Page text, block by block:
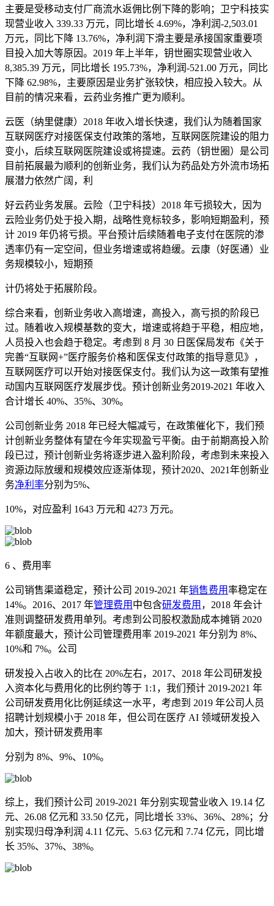
主要是受移动支付厂商流水返佣比例下降的影响；卫宁科技实
现营业收入 339.33 万元，同比增长 4.69%，净利润-2,503.01
万元，同比下降 13.76%，净利润下滑主要是承接国家重要项
目投入加大等原因。2019 年上半年，钥世圈实现营业收入
8,385.39 万元，同比增长 195.73%，净利润-521.00 万元，同比
下降 62.98%，主要原因是业务扩张较快，相应投入较大。从
目前的情况来看，云药业务推广更为顺利。
云医（纳里健康）2018 年收入增长快速，我们认为随着国家
互联网医疗对接医保支付政策的落地，互联网医院建设的阻力
变小，后续互联网医院建设或将提速。云药（钥世圈）是公司
目前拓展最为顺利的创新业务，我们认为药品处方外流市场拓
展潜力依然广阔，利
好云药业务发展。云险（卫宁科技）2018 年亏损较大，因为
云险业务仍处于投入期，战略性竞标较多，影响短期盈利，预
计 2019 年仍将亏损。平台预计后续随着电子支付在医院的渗
透率仍有一定空间，但业务增速或将趋缓。云康（好医通）业
务规模较小，短期预
计仍将处于拓展阶段。
综合来看，创新业务收入高增速，高投入，高亏损的阶段已
过。随着收入规模基数的变大，增速或将趋于平稳，相应地，
人员投入也会趋于稳定。考虑到 8 月 30 日医保局发布《关于
完善“互联网+”医疗服务价格和医保支付政策的指导意见》，
互联网医疗可以开始对接医保支付。我们认为这一政策有望推
动国内互联网医疗发展步伐。预计创新业务2019-2021 年收入
合计增长 40%、35%、30%。
公司创新业务 2018 年已经大幅减亏，在政策催化下，我们预
计创新业务整体有望在今年实现盈亏平衡。由于前期高投入阶
段已过，预计创新业务将逐步进入盈利阶段，考虑到未来投入
资源边际放缓和规模效应逐渐体现，预计2020、2021年创新业
务净利率分别为5%、
10%，对应盈利 1643 万元和 4273 万元。
6 、费用率
公司销售渠道稳定，预计公司 2019-2021 年销售费用率稳定在
14%。2016、2017 年管理费用 中包含研发费用 ，2018 年会计
准则调整研发费用单列。考虑到公司股权激励成本摊销 2020
年额度最大，预计公司管理费用率 2019-2021 年分别为 8%、
10%和 7%。公司
研发投入占收入的比在 20%左右，2017、2018 年公司研发投
入资本化与费用化的比例约等于 1:1，我们预计 2019-2021 年
公司研发费用化比例延续这一水平，考虑到 2019 年公司人员
招聘计划规模小于 2018 年，但公司在医疗 AI 领域研发投入
加大，预计研发费用率
分别为 8%、9%、10%。
综上，我们预计公司 2019-2021 年分别实现营业收入 19.14 亿
元、26.08 亿元和 33.50 亿元，同比增长 33%、36%、28%；分
别实现归母净利润 4.11 亿元、5.63 亿元和 7.74 亿元，同比增
长 35%、37%、38%。